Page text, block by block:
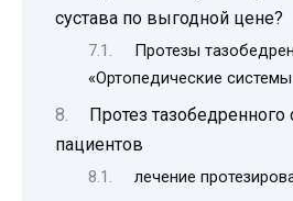
сустава по выгодной цене?
Протезы
«Ортопедические
Протез
пациентов
лечение